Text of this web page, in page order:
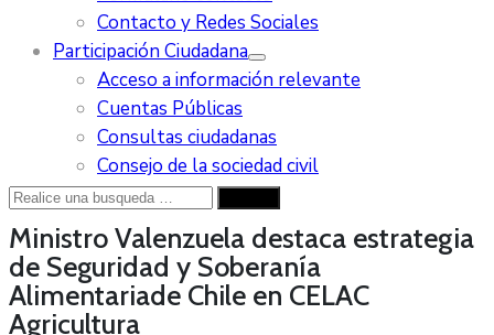
Contacto y Redes Sociales
Participación Ciudadana
Acceso a información relevante
Cuentas Públicas
Consultas ciudadanas
Consejo de la sociedad civil
Ministro Valenzuela destaca estrategia
de Seguridad y Soberanía
Alimentariade Chile en CELAC
Agricultura